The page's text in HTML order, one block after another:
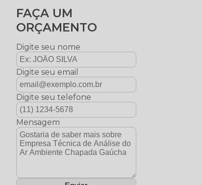
FAÇA UM
ORÇAMENTO
Digite seu nome
Digite seu email
Digite seu telefone
Mensagem